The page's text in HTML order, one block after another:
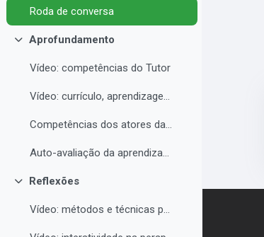
Roda de conversa
Collapse
Aprofundamento
Vídeo: competências do Tutor
Vídeo: currículo, aprendizagem e docência para EAD
Competências dos atores da educação a distância professor, tutor e aluno
Auto-avaliação da aprendizagem
Collapse
Reflexões
Vídeo: métodos e técnicas para EAD